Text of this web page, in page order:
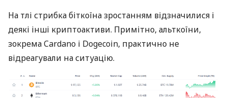
На тлі стрибка біткоїна зростанням відзначилися і
деякі інші криптоактиви. Примітно, альткоїни,
зокрема Cardano і Dogecoin, практично не
відреагували на ситуацію.